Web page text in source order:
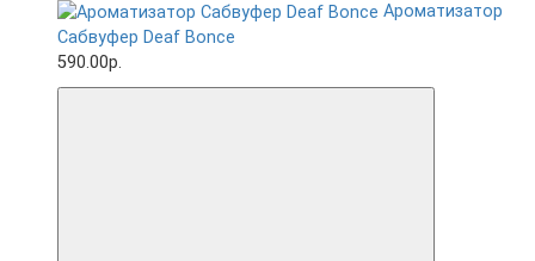
Ароматизатор
Сабвуфер Deaf Bonce
590.00р.